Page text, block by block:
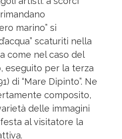
marino” si
scaturiti nella
come nel caso del
eseguito per la terza
di “Mare Dipinto”. Ne
composito,
delle immagini
al visitatore la